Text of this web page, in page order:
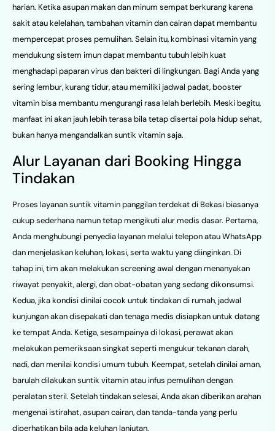
harian. Ketika asupan makan dan minum sempat berkurang karena
sakit atau kelelahan, tambahan vitamin dan cairan dapat membantu
mempercepat proses pemulihan. Selain itu, kombinasi vitamin yang
mendukung sistem imun dapat membantu tubuh lebih kuat
menghadapi paparan virus dan bakteri di lingkungan. Bagi Anda yang
sering lembur, kurang tidur, atau memiliki jadwal padat, booster
vitamin bisa membantu mengurangi rasa lelah berlebih. Meski begitu,
manfaat ini akan jauh lebih terasa bila tetap disertai pola hidup sehat,
bukan hanya mengandalkan suntik vitamin saja.
Alur Layanan dari Booking Hingga
Tindakan
Proses layanan suntik vitamin panggilan terdekat di Bekasi biasanya
cukup sederhana namun tetap mengikuti alur medis dasar. Pertama,
Anda menghubungi penyedia layanan melalui telepon atau WhatsApp
dan menjelaskan keluhan, lokasi, serta waktu yang diinginkan. Di
tahap ini, tim akan melakukan screening awal dengan menanyakan
riwayat penyakit, alergi, dan obat-obatan yang sedang dikonsumsi.
Kedua, jika kondisi dinilai cocok untuk tindakan di rumah, jadwal
kunjungan akan disepakati dan tenaga medis disiapkan untuk datang
ke tempat Anda. Ketiga, sesampainya di lokasi, perawat akan
melakukan pemeriksaan singkat seperti mengukur tekanan darah,
nadi, dan menilai kondisi umum tubuh. Keempat, setelah dinilai aman,
barulah dilakukan suntik vitamin atau infus pemulihan dengan
peralatan steril. Setelah tindakan selesai, Anda akan diberikan arahan
mengenai istirahat, asupan cairan, dan tanda-tanda yang perlu
diperhatikan bila ada keluhan lanjutan.